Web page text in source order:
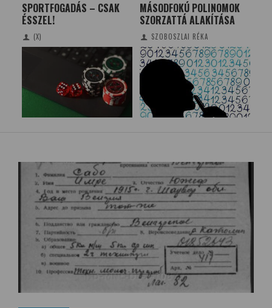
SPORTFOGADÁS – CSAK
ÉSSZEL!
(X)
MÁSODFOKÚ POLINOMOK
SZORZATTÁ ALAKÍTÁSA
SZOBOSZLAI RÉKA